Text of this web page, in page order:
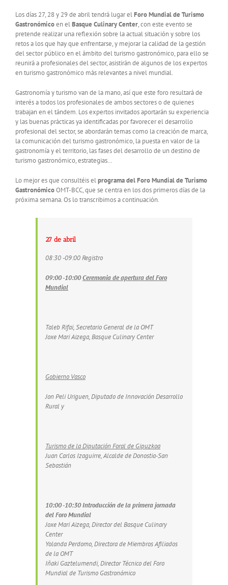
Los días 27, 28 y 29 de abril tendrá lugar elForo Mundial de Turismo
Gastronómicoen elBasque Culinary Center, con este evento se
pretende realizar una reflexión sobre la actual situación y sobre los
retos a los que hay que enfrentarse, y mejorar la calidad de la gestión
del sector público en el ámbito del turismo gastronómico, para ello se
reunirá a profesionales del sector, asistirán de algunos de los expertos
en turismo gastronómico más relevantes a nivel mundial.
Gastronomía y turismo van de la mano, así que este foro resultará de
interés a todos los profesionales de ambos sectores o de quienes
trabajan en el tándem. Los expertos invitados aportarán su experiencia
y las buenas prácticas ya identificadas por favorecer el desarrollo
profesional del sector, se abordarán temas como la creación de marca,
la comunicación del turismo gastronómico, la puesta en valor de la
gastronomía y el territorio, las fases del desarrollo de un destino de
turismo gastronómico, estrategias…
Lo mejor es que consultéis elprograma del Foro Mundial de Turismo
GastronómicoOMT-BCC, que se centra en los dos primeros días de la
próxima semana. Os lo transcribimos a continuación.
27 de abril
08:30 -09:00 Registro
09:00 -10:00Ceremonia de apertura del Foro
Mundial
Taleb Rifai, Secretario General de la OMT
Joxe Mari Aizega, Basque Culinary Center
Gobierno Vasco
Jon Peli Uriguen, Diputado de Innovación Desarrollo
Rural y
Turismo de la Diputación Foral de Gipuzkoa
Juan Carlos Izaguirre, Alcalde de Donostia-San
Sebastián
10:00 -10:30 Introducción de la primera jornada
del Foro Mundial
Joxe Mari Aizega, Director del Basque Culinary
Center
Yolanda Perdomo, Directora de Miembros Afiliados
de la OMT
Iñaki Gaztelumendi, Director Técnico del Foro
Mundial de Turismo Gastronómico